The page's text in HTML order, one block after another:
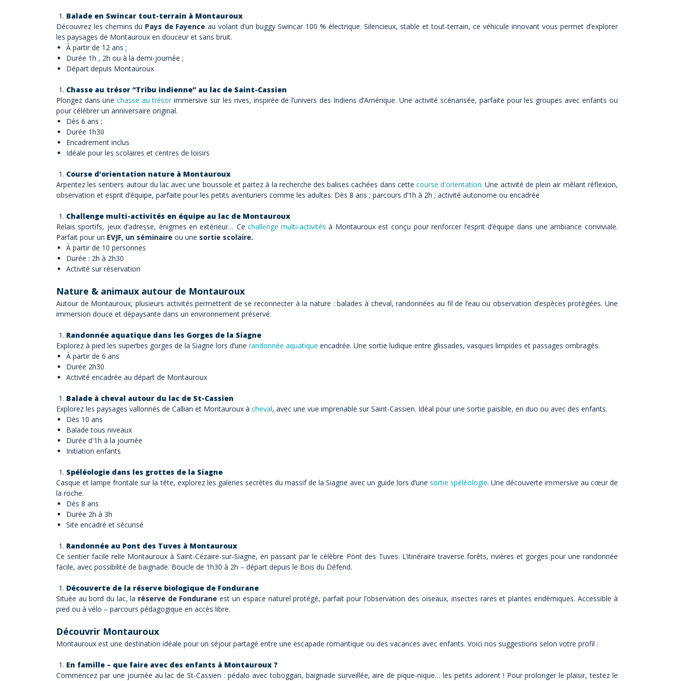
Balade en Swincar tout-terrain à Montauroux
Découvrez les chemins du Pays de Fayence au volant d’un buggy Swincar 100 % électrique. Silencieux, stable et tout-terrain, ce véhicule innovant vous permet d’explorer
les paysages de Montauroux en douceur et sans bruit.
À partir de 12 ans ;
Durée 1h , 2h ou à la demi-journée ;
Départ depuis Montauroux
Chasse au trésor “Tribu indienne” au lac de Saint-Cassien
Plongez dans une chasse au trésorimmersive sur les rives, inspirée de l’univers des Indiens d’Amérique. Une activité scénarisée, parfaite pour les groupes avec enfants ou
pour célébrer un anniversaire original.
Dès 6 ans ;
Durée 1h30
Encadrement inclus
Idéale pour les scolaires et centres de loisirs
Course d’orientation nature à Montauroux
Arpentez les sentiers autour du lac avec une boussole et partez à la recherche des balises cachées dans cette course d'orientation. Une activité de plein air mêlant réflexion,
observation et esprit d’équipe, parfaite pour les petits aventuriers comme les adultes. Dès 8 ans ; parcours d’1h à 2h ; activité autonome ou encadrée
Challenge multi-activités en équipe au lac de Montauroux
Relais sportifs, jeux d’adresse, énigmes en extérieur… Ce challenge multi-activités à Montauroux est conçu pour renforcer l’esprit d’équipe dans une ambiance conviviale.
Parfait pour un EVJF, un séminaire ou une sortie scolaire.
À partir de 10 personnes
Durée : 2h à 2h30
Activité sur réservation
Nature & animaux autour de Montauroux
Autour de Montauroux, plusieurs activités permettent de se reconnecter à la nature : balades à cheval, randonnées au fil de l’eau ou observation d’espèces protégées. Une
immersion douce et dépaysante dans un environnement préservé.
Randonnée aquatique dans les Gorges de la Siagne
Explorez à pied les superbes gorges de la Siagne lors d’une randonnée aquatique encadrée. Une sortie ludique entre glissades, vasques limpides et passages ombragés.
À partir de 6 ans
Durée 2h30
Activité encadrée au départ de Montauroux
Balade à cheval autour du lac de St-Cassien
Explorez les paysages vallonnés de Callian et Montauroux à cheval, avec une vue imprenable sur Saint-Cassien. Idéal pour une sortie paisible, en duo ou avec des enfants.
Dès 10 ans
Balade tous niveaux
Durée d'1h à la journée
Initiation enfants
Spéléologie dans les grottes de la Siagne
Casque et lampe frontale sur la tête, explorez les galeries secrètes du massif de la Siagne avec un guide lors d’une sortie spéléologie. Une découverte immersive au cœur de
la roche.
Dès 8 ans
Durée 2h à 3h
Site encadré et sécurisé
Randonnée au Pont des Tuves à Montauroux
Ce sentier facile relie Montauroux à Saint-Cézaire-sur-Siagne, en passant par le célèbre Pont des Tuves. L’itinéraire traverse forêts, rivières et gorges pour une randonnée
facile, avec possibilité de baignade. Boucle de 1h30 à 2h – départ depuis le Bois du Défend.
Découverte de la réserve biologique de Fondurane
Située au bord du lac, la réserve de Fondurane est un espace naturel protégé, parfait pour l’observation des oiseaux, insectes rares et plantes endémiques. Accessible à
pied ou à vélo – parcours pédagogique en accès libre.
Découvrir Montauroux
Montauroux est une destination idéale pour un séjour partagé entre une escapade romantique ou des vacances avec enfants. Voici nos suggestions selon votre profil :
En famille – que faire avec des enfants à Montauroux ?
Commencez par une journée au lac de St-Cassien : pédalo avec toboggan, baignade surveillée, aire de pique-nique… les petits adorent ! Pour prolonger le plaisir, testez le